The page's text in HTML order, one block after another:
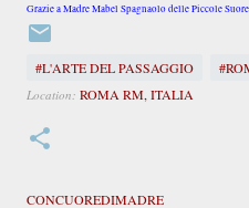
Grazie a Madre Mabel Spagnaolo delle Piccole
#L'ARTE DEL PASSAGGIO
Location: ROMA RM, ITALIA
CONCUOREDIMADRE